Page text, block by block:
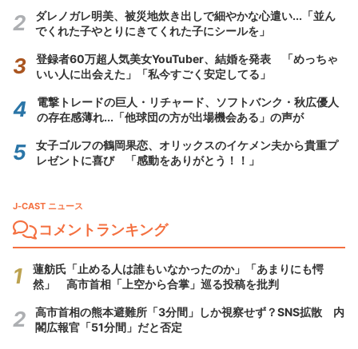
ダレノガレ明美、被災地炊き出しで細やかな心遣い...「並ん
でくれた子やとりにきてくれた子にシールを」
登録者60万超人気美女YouTuber、結婚を発表 「めっちゃ
いい人に出会えた」「私今すごく安定してる」
電撃トレードの巨人・リチャード、ソフトバンク・秋広優人
の存在感薄れ...「他球団の方が出場機会ある」の声が
女子ゴルフの鶴岡果恋、オリックスのイケメン夫から貴重プ
レゼントに喜び 「感動をありがとう！！」
J-CAST ニュース
コメントランキング
蓮舫氏「止める人は誰もいなかったのか」「あまりにも愕
然」 高市首相「上空から合掌」巡る投稿を批判
高市首相の熊本避難所「3分間」しか視察せず？SNS拡散 内
閣広報官「51分間」だと否定